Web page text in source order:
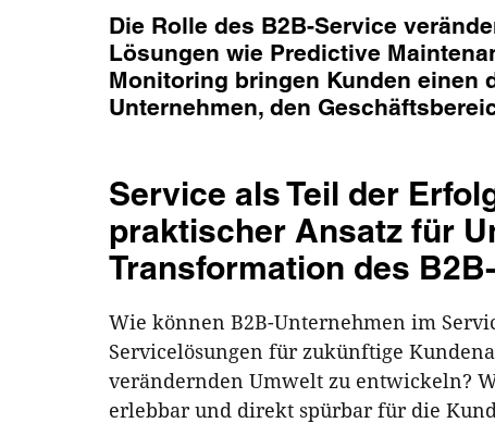
Die Rolle des B2B-Service
Lösungen wie Predictive
Monitoring bringen Kunden einen
Unternehmen, den
Service als Teil der
praktischer Ansatz für
Transformation des
Wie können B2B-Unternehmen im
Servicelösungen für zukünftige
verändernden Umwelt zu entwickeln?
erlebbar und direkt spürbar für die